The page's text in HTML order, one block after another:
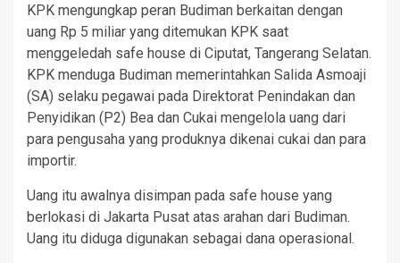
KPK mengungkap peran Budiman berkaitan dengan
uang Rp 5 miliar yang ditemukan KPK saat
menggeledah safe house di Ciputat, Tangerang Selatan.
KPK menduga Budiman memerintahkan Salida Asmoaji
(SA) selaku pegawai pada Direktorat Penindakan dan
Penyidikan (P2) Bea dan Cukai mengelola uang dari
para pengusaha yang produknya dikenai cukai dan para
importir.
Uang itu awalnya disimpan pada safe house yang
berlokasi di Jakarta Pusat atas arahan dari Budiman.
Uang itu diduga digunakan sebagai dana operasional.